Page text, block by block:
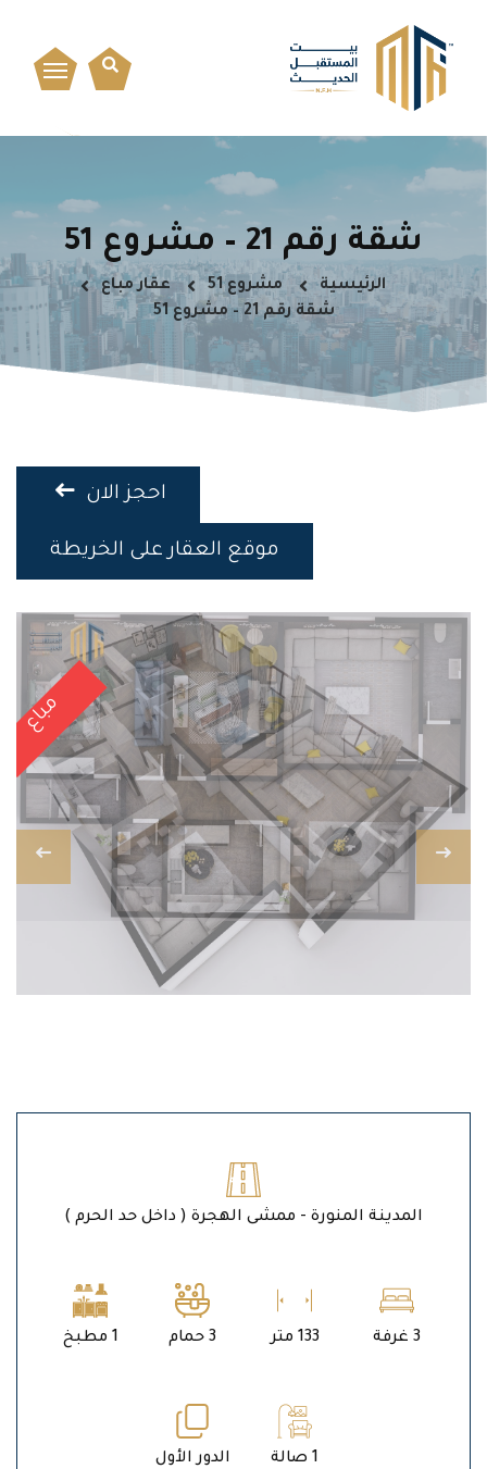
شقة رقم 21 – مشروع 51
الرئيسية مشروع 51
عقار مباع
شقة رقم 21 – مشروع 51
احجز الان
موقع العقار على الخريطة
مباع
المدينة المنورة - ممشى الهجرة ( داخل حد الحرم )
3 غرفة 133 متر 3 حمام 1 مطبخ
1 صالة الدور الأول